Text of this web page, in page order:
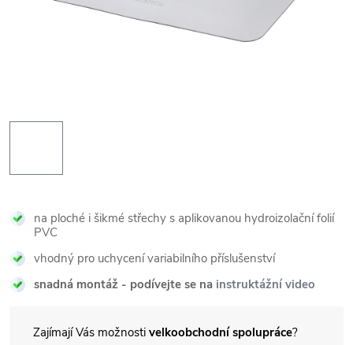
na ploché i šikmé střechy s aplikovanou hydroizolační folií
PVC
vhodný pro uchycení variabilního příslušenství
snadná montáž - podívejte se na instruktážní video
Zajímají Vás možnosti velkoobchodní spolupráce?